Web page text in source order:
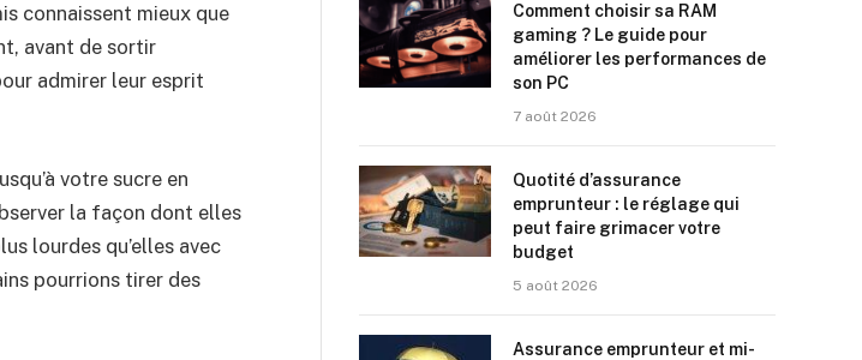
connaissent mieux que
avant de sortir
admirer leur esprit
votre sucre en
la façon dont elles
lourdes qu’elles avec
pourrions tirer des
Comment choisir sa RAM
gaming ? Le guide pour
améliorer les performances de
son PC
7 août 2026
Quotité d’assurance
emprunteur : le réglage qui
peut faire grimacer votre
budget
5 août 2026
Assurance emprunteur et mi-